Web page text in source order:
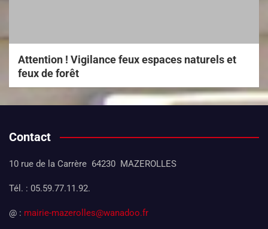
Attention ! Vigilance feux espaces naturels et
feux de forêt
Contact
10 rue de la Carrère 64230 MAZEROLLES
Tél. : 05.59.77.11.92.
@ : mairie-mazerolles@wanadoo.fr